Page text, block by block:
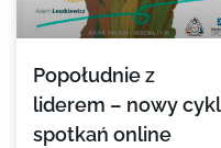
Popołudnie z
liderem – nowy cykl
spotkań online